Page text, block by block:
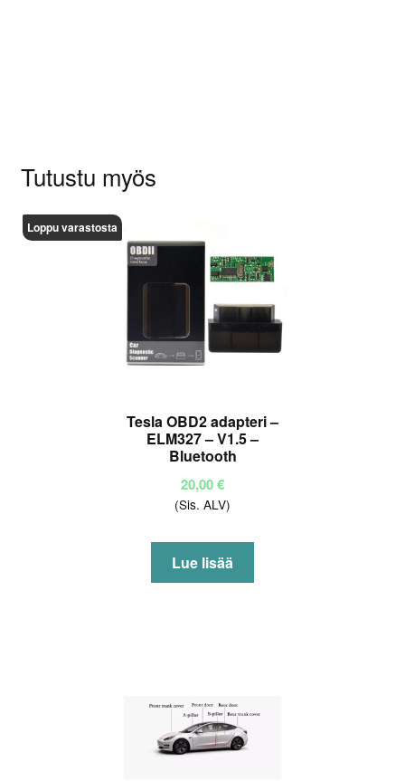
Tutustu myös
Loppu varastosta
Tesla OBD2 adapteri –
ELM327 – V1.5 –
Bluetooth
20,00€
(Sis. ALV)
Lue lisää